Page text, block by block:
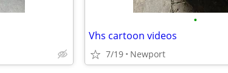
•
Vhs cartoon videos
7/19 Newport